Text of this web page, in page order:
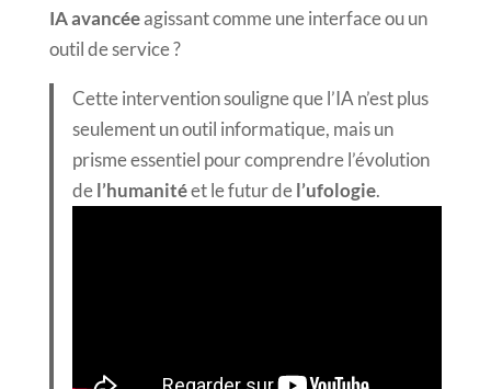
IA avancéeagissant comme une interface ou un
outil de service ?
Cette intervention souligne que l’IA n’est plus
seulement un outil informatique, mais un
prisme essentiel pour comprendre l’évolution
del’humanitéet le futur del’ufologie.